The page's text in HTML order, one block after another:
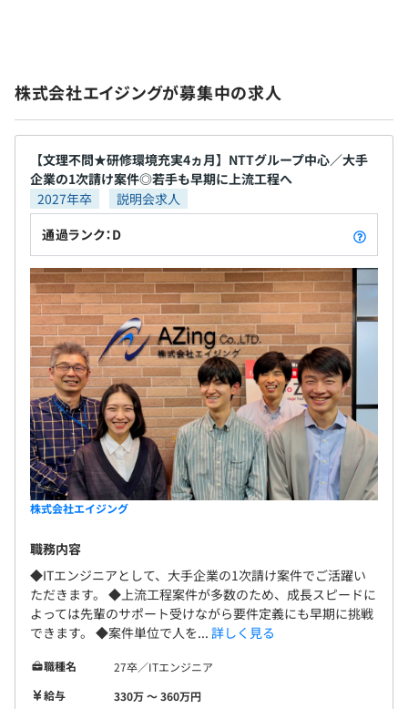
■ITサービス事業本部 Liferay＆DXビジネス事業部／エン
ジニア
エイジングを選んだ理由は、向上心が強い人たちが集まっ
ていると感じたためです。
就活中は若いうちにできるだけ早く成長できるという軸で
会社を探していました。
早く成長するためには周囲の人からの影響が大きいと思
い、よい影響を受けられる環境を選ぼうと思っていまし
た。
その中でエイジングは内定者面談などで出会った先輩方ひ
とりひとりの向上心が高く、より先を目指していく人がた
くさん居ました。
この会社の中でなら一緒に成長していけると感じたのが、
エイジングを選んだ理由です。
【開発環境】
■Web開発
・言語：Java
・環境：Linux、Windows
・各種DB
半期ごとにキャリア面談を実施しています。
本人の素養や希望をヒアリングしたり短期や中長期の目標
設定をしたりキャリアパスを一緒に考えています。
・特別休暇（慶弔休暇、子の看護、介護、産前産後休暇な
ど）
・有給休暇（入社半年経過時点10日、最高付与日数20
日）
・通勤手当
・残業手当
・休日等の割増賃金
・子ども手当
・資格手当（資格ごとに設定）
など
会社の業績、従業員の勤務成績等を勘案して支給いたしま
す。
年1回
評価基準に対する成績、会社の業績・次年度への期待度等
を総合的に査定をおこないます。
社会保険完備（健康保険・厚生年金加入・雇用保険・労災
います（プログラミング言語：Java）
SE研修（社内）では、業界での弊社の立ち位置の理解
を始め、プロジェクト入門、業務フロー作成等、
開発作業の演習をおこないながら学べる研修となってい
ます
自己啓発支援の有無及びその内容
条件を満たした資格について合格した場合は、受験料や報
奨金、一部資格手当の支給があります（別途定められた資
格ランク表により支給額は変する動）
メンター制度の有無
なし
キャリアコンサルティング制度の有無及びその内容
■基本的事項
・OJTを中心にOff-JTを連動させ実施。
・昇進昇格、人事考課などの管理を「キャリアプラン計
画・実績表」を活用して効果的におこなう。
・事業部長、総務部が連携し、計画・継続的に実施する。
■具体的内容
・業務素行：日常の業務における行動、協調性、積極性な
どを5段階方式で各項目ごとに評価する。
社内検定等の制度の有無及びその内容
なし
前年度の月平均所定外労働時間の実績
ステム全般に関するコンサルティング ■自社プロダ
クト『Liferay』に関するコンサルティング、デベプ
メント（開発）、保守・サポート業務 ■Webシステ
ムおよび業務アプリケーション開発 ■DXソリューシ
ョン 【エンジニアとして働く魅力】 当社のサービス
範囲は最上流工程から開発、保守サポート、運用ま
でSIerとして提供できるすべての工程をワンストップ
でおこなっております。 AI、IoT、ビッグデータそし
てDXの流れをとらえた企業戦略と、日本を代表する
大企業に、ポータル分野においてコンサルティング
から担える業務ノウハウと技術力を武器に、多数の
プロジェクトを手がけております。 専門性を極める
「縦の成長」または幅広い分野に挑戦する「横の成
長」、どちらも可能な環境を整えています！ 技術を
広く深く学び、知的好奇心を満たせる環境で、エン
ジニアとして幅広い経験を積んでいきませんか？
【採用メッセージ】 今後も事業を発展させるため
に、さらなる成長を目指すフェーズとなりました。
次世代を担うやる気に満ちた新たな仲間をお待ちし
ております！
株式会社エイジングが募集中の求人
【文理不問★研修環境充実4ヵ月】NTTグループ中心／大手
企業の1次請け案件◎若手も早期に上流工程へ
2027年卒
説明会求人
通過ランク：D
株式会社エイジング
職務内容
◆ITエンジニアとして、大手企業の1次請け案件でご活躍い
ただきます。 ◆上流工程案件が多数のため、成長スピードに
よっては先輩のサポート受けながら要件定義にも早期に挑戦
できます。 ◆案件単位で人を... 詳しく見る
職種名
27卒／ITエンジニア
給与
330万 〜 360万円